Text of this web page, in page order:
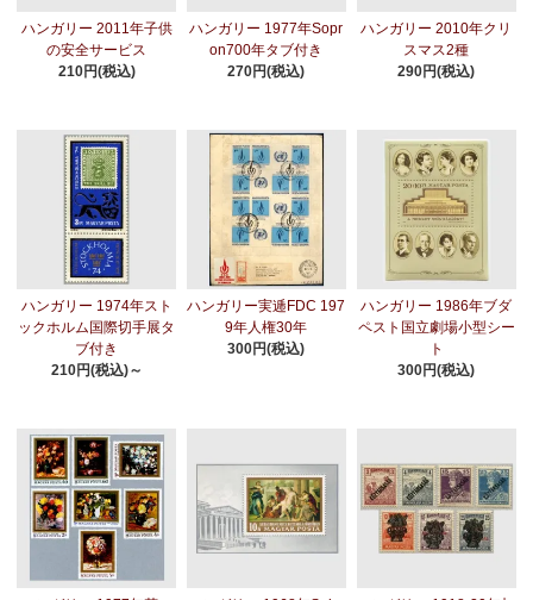
ハンガリー 2011年子供
の安全サービス
210円(税込)
ハンガリー 1977年Sopr
on700年タブ付き
270円(税込)
ハンガリー 2010年クリ
スマス2種
290円(税込)
ハンガリー 1974年スト
ックホルム国際切手展タ
ブ付き
210円(税込)～
ハンガリー実逓FDC 197
9年人権30年
300円(税込)
ハンガリー 1986年ブダ
ペスト国立劇場小型シー
ト
300円(税込)